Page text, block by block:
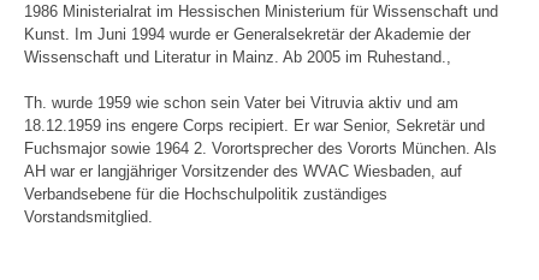
1986 Ministerialrat im Hessischen Ministerium für Wissenschaft und
Kunst. Im Juni 1994 wurde er Generalsekretär der Akademie der
Wissenschaft und Literatur in Mainz. Ab 2005 im Ruhestand.,
Th. wurde 1959 wie schon sein Vater bei Vitruvia aktiv und am
18.12.1959 ins engere Corps recipiert. Er war Senior, Sekretär und
Fuchsmajor sowie 1964 2. Vorortsprecher des Vororts München. Als
AH war er langjähriger Vorsitzender des WVAC Wiesbaden, auf
Verbandsebene für die Hochschulpolitik zuständiges
Vorstandsmitglied.